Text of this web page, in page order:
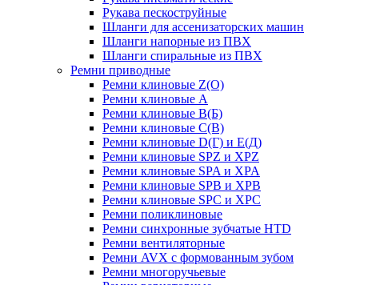
Рукава пескоструйные
Шланги для ассенизаторских машин
Шланги напорные из ПВХ
Шланги спиральные из ПВХ
Ремни приводные
Ремни клиновые Z(О)
Ремни клиновые А
Ремни клиновые В(Б)
Ремни клиновые С(В)
Ремни клиновые D(Г) и Е(Д)
Ремни клиновые SPZ и XPZ
Ремни клиновые SPA и XPA
Ремни клиновые SPB и XPB
Ремни клиновые SPC и XPC
Ремни поликлиновые
Ремни синхронные зубчатые HTD
Ремни вентиляторные
Ремни AVX с формованным зубом
Ремни многоручьевые